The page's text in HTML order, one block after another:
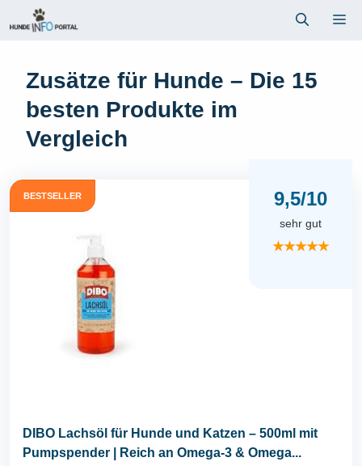
Inhalt
Zusätze für Hunde – Die 15
besten Produkte im
Vergleich
BESTSELLER 9,5/10
sehr gut
★★★★★
DIBO Lachsöl für Hunde und Katzen – 500ml mit
Pumpspender | Reich an Omega-3 & Omega...